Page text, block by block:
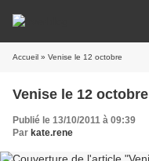
Accueil » Venise le 12 octobre
Venise le 12 octobre
Publié le 13/10/2011 à 09:39
Par kate.rene